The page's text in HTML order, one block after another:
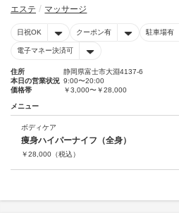
エステ マッサージ
日祝OK クーポン有 駐車場有
電子マネー決済可
住所
静岡県富士市大淵4137-6
本日の営業状況 9:00〜20:00
価格帯
￥3,000〜￥28,000
メニュー
ボディケア
痩身ハイパーナイフ（全身）
￥28,000 （税込）